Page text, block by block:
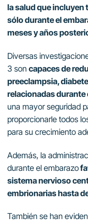
la salud que incluyen
sólo durante el
meses y años
Diversas
3 son capaces de
preeclampsia,
relacionadas durante
una mayor seguridad
proporcionarle todos
para su crecimiento
Además, la
durante el embarazo
sistema nervioso
embrionarias hasta
También se han